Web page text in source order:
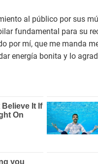
al público por sus
fundamental para su
por mí, que me manda
energía bonita y lo